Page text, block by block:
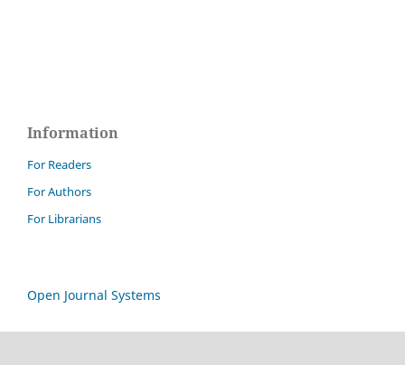
Information
For Readers
For Authors
For Librarians
Open Journal Systems